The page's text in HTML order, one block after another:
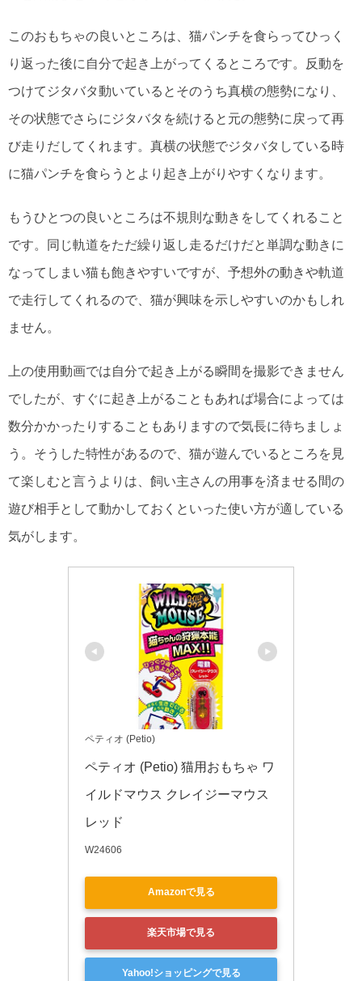
このおもちゃの良いところは、猫パンチを食らってひっく
り返った後に自分で起き上がってくるところです。反動を
つけてジタバタ動いているとそのうち真横の態勢になり、
その状態でさらにジタバタを続けると元の態勢に戻って再
び走りだしてくれます。真横の状態でジタバタしている時
に猫パンチを食らうとより起き上がりやすくなります。
もうひとつの良いところは不規則な動きをしてくれること
です。同じ軌道をただ繰り返し走るだけだと単調な動きに
なってしまい猫も飽きやすいですが、予想外の動きや軌道
で走行してくれるので、猫が興味を示しやすいのかもしれ
ません。
上の使用動画では自分で起き上がる瞬間を撮影できません
でしたが、すぐに起き上がることもあれば場合によっては
数分かかったりすることもありますので気長に待ちましょ
う。そうした特性があるので、猫が遊んでいるところを見
て楽しむと言うよりは、飼い主さんの用事を済ませる間の
遊び相手として動かしておくといった使い方が適している
気がします。
ペティオ (Petio)
ペティオ (Petio) 猫用おもちゃ ワ
イルドマウス クレイジーマウス
レッド
W24606
Amazonで見る
楽天市場で見る
Yahoo!ショッピングで見る